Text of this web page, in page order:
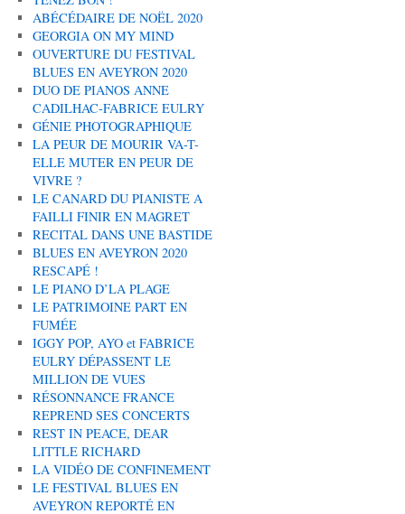
ABÉCÉDAIRE DE NOËL 2020
GEORGIA ON MY MIND
OUVERTURE DU FESTIVAL
BLUES EN AVEYRON 2020
DUO DE PIANOS ANNE
CADILHAC-FABRICE EULRY
GÉNIE PHOTOGRAPHIQUE
LA PEUR DE MOURIR VA-T-
ELLE MUTER EN PEUR DE
VIVRE ?
LE CANARD DU PIANISTE A
FAILLI FINIR EN MAGRET
RECITAL DANS UNE BASTIDE
BLUES EN AVEYRON 2020
RESCAPÉ !
LE PIANO D’LA PLAGE
LE PATRIMOINE PART EN
FUMÉE
IGGY POP, AYO et FABRICE
EULRY DÉPASSENT LE
MILLION DE VUES
RÉSONNANCE FRANCE
REPREND SES CONCERTS
REST IN PEACE, DEAR
LITTLE RICHARD
LA VIDÉO DE CONFINEMENT
LE FESTIVAL BLUES EN
AVEYRON REPORTÉ EN